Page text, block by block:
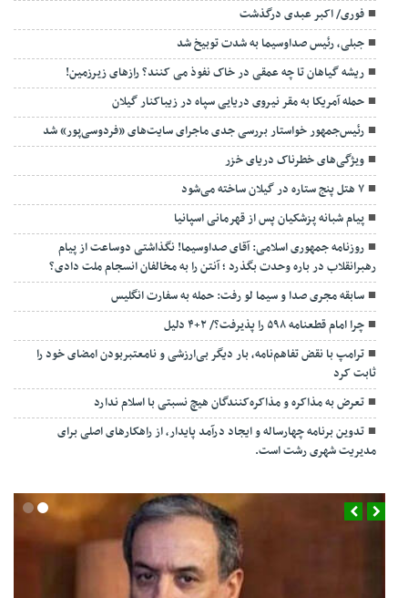
فوری/ اکبر عبدی درگذشت
جبلی، رئیس صداوسیما به شدت توبیخ شد
ریشه گیاهان تا چه عمقی در خاک نفوذ می کنند؟ رازهای زیرزمین!
حمله آمریکا به مقر نیروی دریایی سپاه در زیباکنار گیلان
رئیس‌جمهور خواستار بررسی جدی ماجرای سایت‌های «فردوسی‌پور» شد
ویژگی‌های خطرناک دریای خزر
۷ هتل پنج ستاره در گیلان ساخته می‌شود
پیام شبانه پزشکیان پس از قهرمانی اسپانیا
روزنامه جمهوری اسلامی: آقای صداوسیما! نگذاشتی دوساعت از پیام
رهبرانقلاب در باره وحدت بگذرد ؛ آنتن را به مخالفان انسجام ملت دادی؟
سابقه مجری صدا و سیما لو رفت: حمله به سفارت انگلیس
چرا امام قطعنامه ۵۹۸ را پذیرفت؟/ ۲+۴ دلیل
ترامپ با نقض تفاهم‌نامه، بار دیگر بی‌ارزشی و نامعتبربودن امضای خود را
ثابت کرد
تعرض به مذاکره و مذاکره‌کنندگان هیچ نسبتی با اسلام ندارد
تدوین برنامه چهارساله و ایجاد درآمد پایدار، از راهکارهای اصلی برای
مدیریت شهری رشت است.